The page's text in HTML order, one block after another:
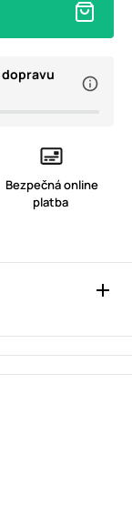
dopravu
Bezpečná online
platba